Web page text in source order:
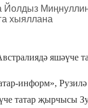
яшәүче
информ»,
татар җырчысы